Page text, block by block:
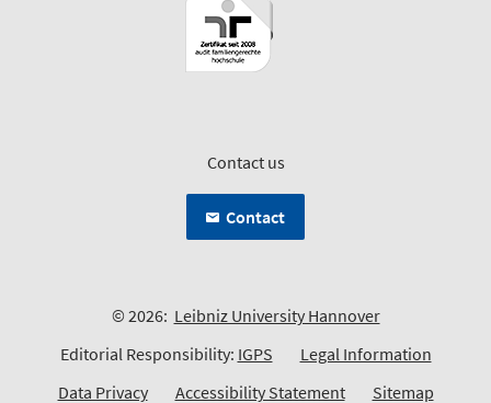
Contact us
Contact
© 2026: Leibniz University Hannover
Editorial Responsibility: IGPS
Legal Information
Data Privacy
Accessibility Statement Sitemap